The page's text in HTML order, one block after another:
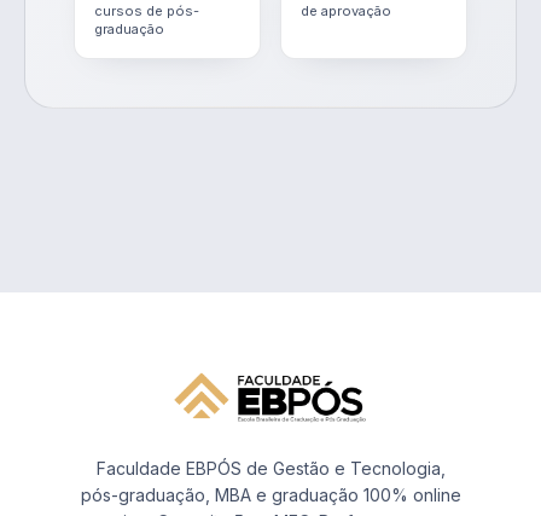
cursos de pós-
graduação
de aprovação
Faculdade EBPÓS de Gestão e Tecnologia,
pós-graduação, MBA e graduação 100% online